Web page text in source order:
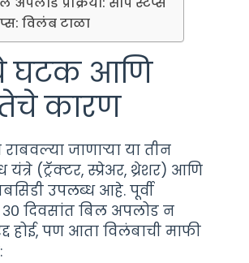
विलंब टाळा
घटक आणि
कारण
जाणाऱ्या या तीन
यंत्रे (ट्रॅक्टर, स्प्रेअर, थ्रेशर) आणि
उपलब्ध आहे. पूर्वी
दिवसांत बिल अपलोड न
होई, पण आता विलंबाची माफी